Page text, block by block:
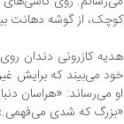
کوچک، از گوشه دهانت
هدیه کازرونی دندان
خود می‌بیند که برایش
او می‌رساند: «هراسان
«بزرگ که شدی